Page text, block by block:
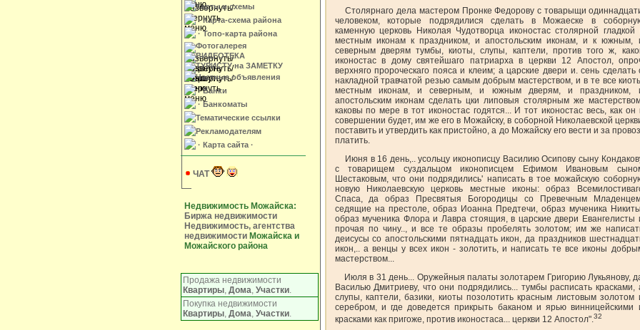
Карты и схемы
· Карта-схема района
· Топо-карта района
Фотогалерея
ВИДЕОТЕКА
ТУРИСТУ на ЗАМЕТКУ
Частные объявления
· Банки
· Банкоматы
Тематические ссылки
Рекламодателям
· Карта сайта ·
ЧАТ
Недвижимость Можайска:
Биржа недвижимости
Недвижимость, агентства
недвижимостиМожайска и
Можайского района
Продажа недвижимости
Квартиры, Дома, Участки.
Покупка недвижимости
Квартиры, Дома, Участки.
Столярнаго дела мастером Пронке Федорову с товарыщи
человеком, которые подрядилися сделать в Можаеске в
каменную церковь Николая Чудотворца иконостас столярной гладкой
местным иконам к праздником, и апостольским иконам, и к южным,
северным дверям тумбы, киоты, слупы, каптели, против того ж,
иконостас в дому святейшаго патриарха в церкви 12 Апостол,
верхняго пророческаго пояса и клеим; а царские двери и. сень сделать
накладной травчатой резью самым добрым мастерством, и в те все
местным иконам, и северным, и южным дверям, и праздником,
апостольским иконам сделать цки липовыя столярным же
каковы по мере в тот иконостас годятся... И тот иконостас весь, как он
совершении будет, им же его в Можайску, в соборной Николаевской
поставить и утвердить как пристойно, а до Можайску его вести и за
платить.
Июня в 16 день,.. усольцу иконописцу Василию Осипову сыну
с товарищем суздальцом иконописцем Ефимом Ивановым
Шестаковым, что они подрядились' написать в тое можайскую
новую Николаевскую церковь местные иконы: образ
Спаса, да образ Пресвятыя Богородицы со Превечным
седящие на престоле, образ Иоанна Предтечи, образ мученика
образ мученика Флора и Лавра стоящия, в царские двери Евангелисты
прочая по чину.., и все те образы пробелять золотом; им же
деисусы со апостольскими пятнадцать икон, да праздников
икон,.. а венцы у всех икон - золотить, и написать те все иконы
мастерством...
Июля в 31 день... Оружейныя палаты золотарем Григорию Лукьянову,
Василью Дмитриеву, что они подрядились... тумбы расписать красками,
слупы, каптели, базики, киоты позолотить красным листовым золотом
серебром, и где доведется прикрыть баканом и ярью винницейскими
красками как пригоже, против иконостаса... церкви 12 Апостол".32